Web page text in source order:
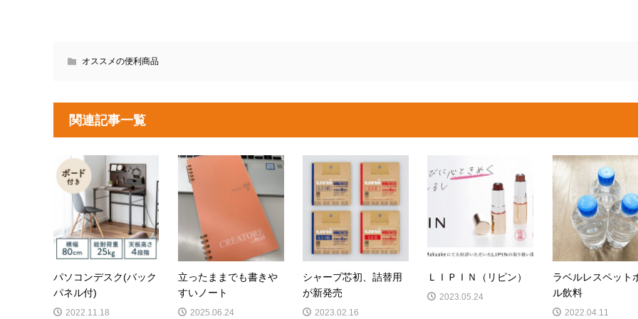
オススメの便利商品
関連記事一覧
パソコンデスク(バック
パネル付)
2022.11.18
立ったままでも書きや
すいノート
2025.06.24
シャープ芯初、詰替用
が新発売
2023.02.16
ＬＩＰＩＮ（リピン）
2023.05.24
ラベルレスペット
ル飲料
2022.04.11